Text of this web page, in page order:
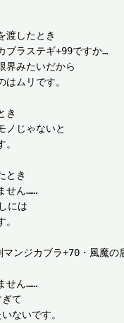
渡したとき
ブラステギ+99ですか…
界みたいだから
はムリです。
き
ノじゃないと
とき
せん……
には
ンジカブラ+70・風魔の
せん……
て
ないです。